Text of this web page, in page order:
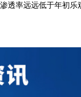
透率远远低于年初乐